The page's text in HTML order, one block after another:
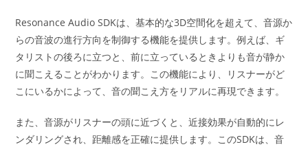
Resonance Audio SDKは、基本的な3D空間化を超えて、音源か
らの音波の進行方向を制御する機能を提供します。例えば、ギ
タリストの後ろに立つと、前に立っているときよりも音が静か
に聞こえることがわかります。この機能により、リスナーがど
こにいるかによって、音の聞こえ方をリアルに再現できます。
また、音源がリスナーの頭に近づくと、近接効果が自動的にレ
ンダリングされ、距離感を正確に提供します。このSDKは、音